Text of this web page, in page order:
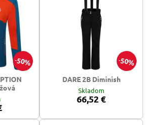
50% 50%
DARE 2B Diminish
Skladom
66,52 €